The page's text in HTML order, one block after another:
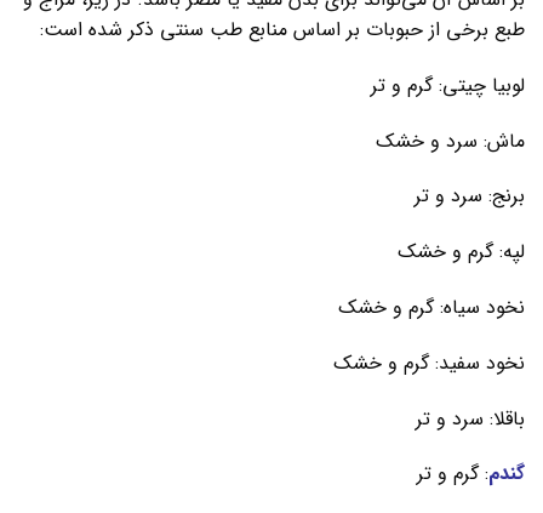
طبع برخی از حبوبات بر اساس منابع طب سنتی ذکر شده است:
لوبیا چیتی: گرم و تر
ماش: سرد و خشک
برنج: سرد و تر
لپه: گرم و خشک
نخود سیاه: گرم و خشک
نخود سفید: گرم و خشک
باقلا: سرد و تر
گندم: گرم و تر